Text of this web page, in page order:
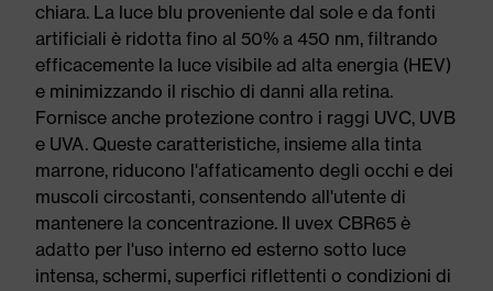
chiara. La luce blu proveniente dal sole e da fonti
artificiali è ridotta fino al 50% a 450 nm, filtrando
efficacemente la luce visibile ad alta energia (HEV)
e minimizzando il rischio di danni alla retina.
Fornisce anche protezione contro i raggi UVC, UVB
e UVA. Queste caratteristiche, insieme alla tinta
marrone, riducono l'affaticamento degli occhi e dei
muscoli circostanti, consentendo all'utente di
mantenere la concentrazione. Il uvex CBR65 è
adatto per l'uso interno ed esterno sotto luce
intensa, schermi, superfici riflettenti o condizioni di